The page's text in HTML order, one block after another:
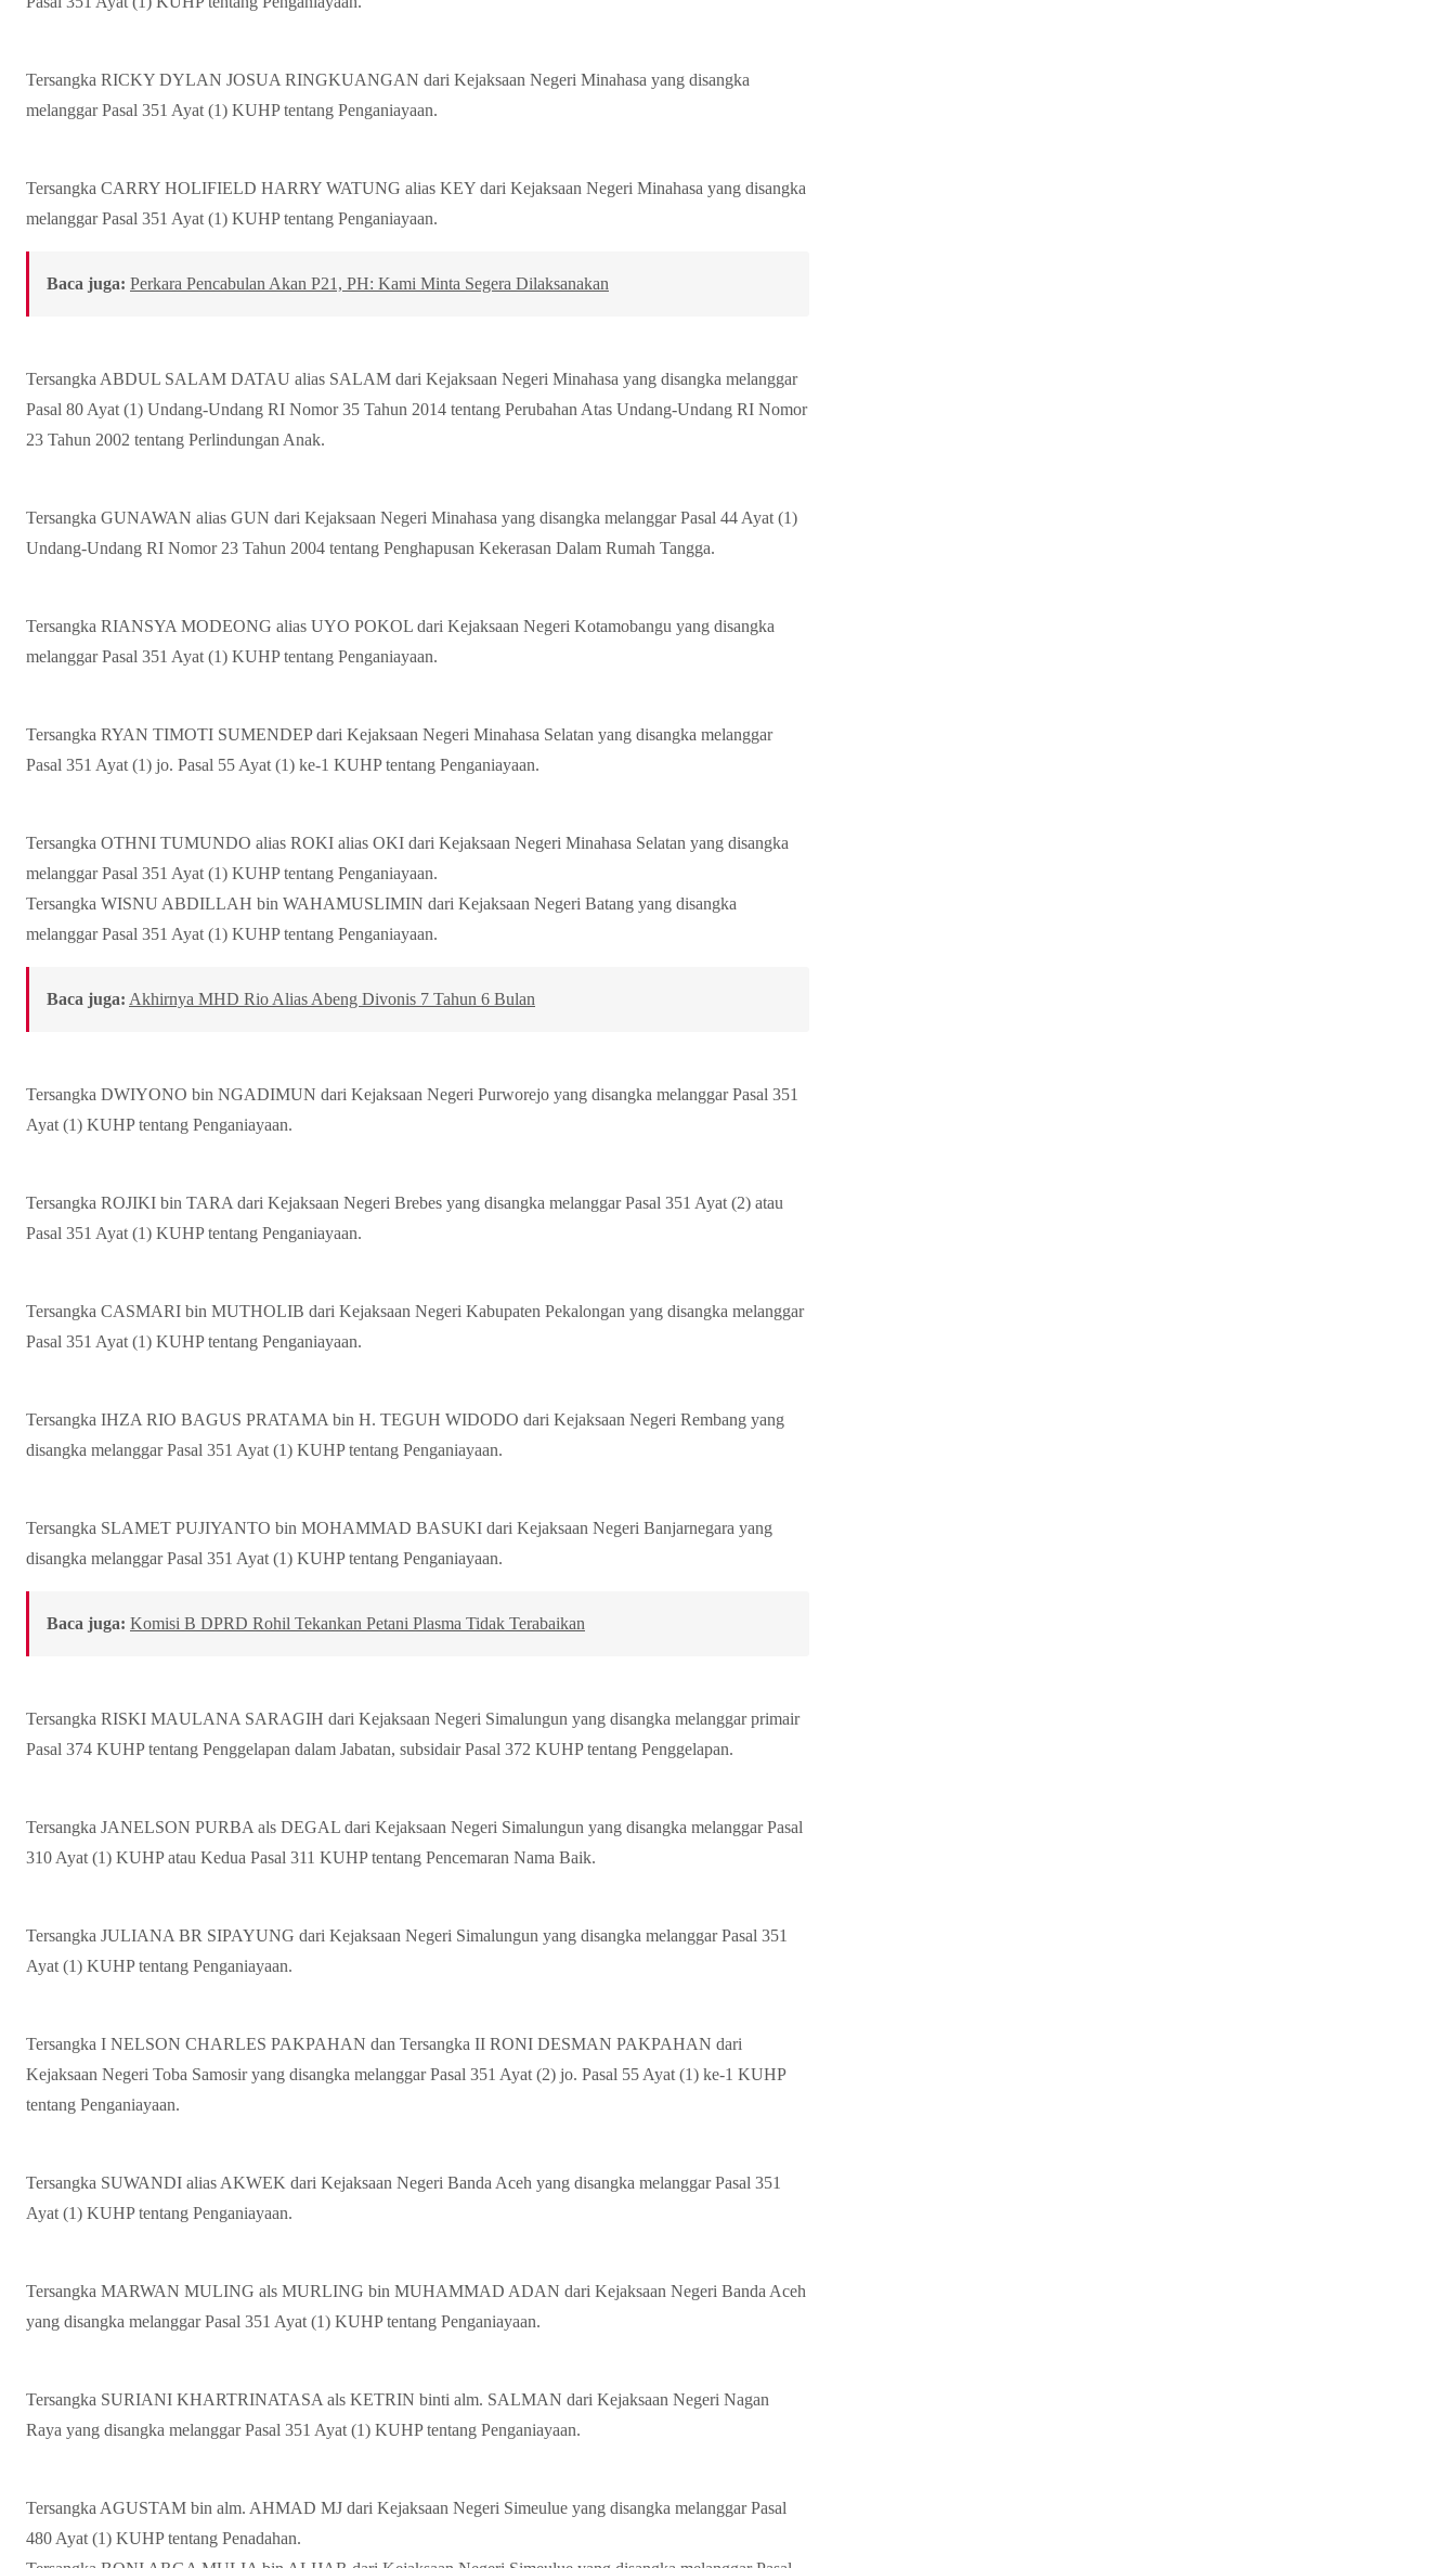
Tersangka RICKY DYLAN JOSUA RINGKUANGAN dari Kejaksaan Negeri Minahasa yang disangka
melanggar Pasal 351 Ayat (1) KUHP tentang Penganiayaan.
Tersangka CARRY HOLIFIELD HARRY WATUNG alias KEY dari Kejaksaan Negeri Minahasa yang disangka
melanggar Pasal 351 Ayat (1) KUHP tentang Penganiayaan.
Baca juga: Perkara Pencabulan Akan P21, PH: Kami Minta Segera Dilaksanakan
Tersangka ABDUL SALAM DATAU alias SALAM dari Kejaksaan Negeri Minahasa yang disangka melanggar
Pasal 80 Ayat (1) Undang-Undang RI Nomor 35 Tahun 2014 tentang Perubahan Atas Undang-Undang RI Nomor
23 Tahun 2002 tentang Perlindungan Anak.
Tersangka GUNAWAN alias GUN dari Kejaksaan Negeri Minahasa yang disangka melanggar Pasal 44 Ayat (1)
Undang-Undang RI Nomor 23 Tahun 2004 tentang Penghapusan Kekerasan Dalam Rumah Tangga.
Tersangka RIANSYA MODEONG alias UYO POKOL dari Kejaksaan Negeri Kotamobangu yang disangka
melanggar Pasal 351 Ayat (1) KUHP tentang Penganiayaan.
Tersangka RYAN TIMOTI SUMENDEP dari Kejaksaan Negeri Minahasa Selatan yang disangka melanggar
Pasal 351 Ayat (1) jo. Pasal 55 Ayat (1) ke-1 KUHP tentang Penganiayaan.
Tersangka OTHNI TUMUNDO alias ROKI alias OKI dari Kejaksaan Negeri Minahasa Selatan yang disangka
melanggar Pasal 351 Ayat (1) KUHP tentang Penganiayaan.
Tersangka WISNU ABDILLAH bin WAHAMUSLIMIN dari Kejaksaan Negeri Batang yang disangka
melanggar Pasal 351 Ayat (1) KUHP tentang Penganiayaan.
Baca juga: Akhirnya MHD Rio Alias Abeng Divonis 7 Tahun 6 Bulan
Tersangka DWIYONO bin NGADIMUN dari Kejaksaan Negeri Purworejo yang disangka melanggar Pasal 351
Ayat (1) KUHP tentang Penganiayaan.
Tersangka ROJIKI bin TARA dari Kejaksaan Negeri Brebes yang disangka melanggar Pasal 351 Ayat (2) atau
Pasal 351 Ayat (1) KUHP tentang Penganiayaan.
Tersangka CASMARI bin MUTHOLIB dari Kejaksaan Negeri Kabupaten Pekalongan yang disangka melanggar
Pasal 351 Ayat (1) KUHP tentang Penganiayaan.
Tersangka IHZA RIO BAGUS PRATAMA bin H. TEGUH WIDODO dari Kejaksaan Negeri Rembang yang
disangka melanggar Pasal 351 Ayat (1) KUHP tentang Penganiayaan.
Tersangka SLAMET PUJIYANTO bin MOHAMMAD BASUKI dari Kejaksaan Negeri Banjarnegara yang
disangka melanggar Pasal 351 Ayat (1) KUHP tentang Penganiayaan.
Baca juga: Komisi B DPRD Rohil Tekankan Petani Plasma Tidak Terabaikan
Tersangka RISKI MAULANA SARAGIH dari Kejaksaan Negeri Simalungun yang disangka melanggar primair
Pasal 374 KUHP tentang Penggelapan dalam Jabatan, subsidair Pasal 372 KUHP tentang Penggelapan.
Tersangka JANELSON PURBA als DEGAL dari Kejaksaan Negeri Simalungun yang disangka melanggar Pasal
310 Ayat (1) KUHP atau Kedua Pasal 311 KUHP tentang Pencemaran Nama Baik.
Tersangka JULIANA BR SIPAYUNG dari Kejaksaan Negeri Simalungun yang disangka melanggar Pasal 351
Ayat (1) KUHP tentang Penganiayaan.
Tersangka I NELSON CHARLES PAKPAHAN dan Tersangka II RONI DESMAN PAKPAHAN dari
Kejaksaan Negeri Toba Samosir yang disangka melanggar Pasal 351 Ayat (2) jo. Pasal 55 Ayat (1) ke-1 KUHP
tentang Penganiayaan.
Tersangka SUWANDI alias AKWEK dari Kejaksaan Negeri Banda Aceh yang disangka melanggar Pasal 351
Ayat (1) KUHP tentang Penganiayaan.
Tersangka MARWAN MULING als MURLING bin MUHAMMAD ADAN dari Kejaksaan Negeri Banda Aceh
yang disangka melanggar Pasal 351 Ayat (1) KUHP tentang Penganiayaan.
Tersangka SURIANI KHARTRINATASA als KETRIN binti alm. SALMAN dari Kejaksaan Negeri Nagan
Raya yang disangka melanggar Pasal 351 Ayat (1) KUHP tentang Penganiayaan.
Tersangka AGUSTAM bin alm. AHMAD MJ dari Kejaksaan Negeri Simeulue yang disangka melanggar Pasal
480 Ayat (1) KUHP tentang Penadahan.